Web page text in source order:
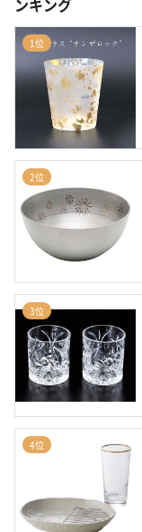
ンキング
1位
2位
3位
4位